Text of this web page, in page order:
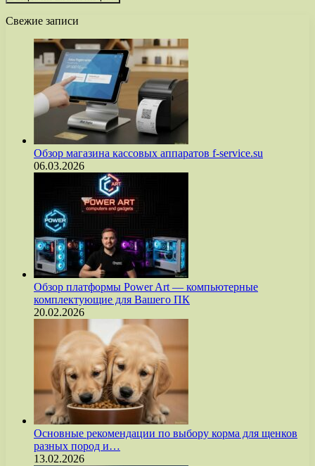
Свежие записи
Обзор магазина кассовых аппаратов f-service.su
06.03.2026
Обзор платформы Power Art — компьютерные
комплектующие для Вашего ПК
20.02.2026
Основные рекомендации по выбору корма для щенков
разных пород и…
13.02.2026